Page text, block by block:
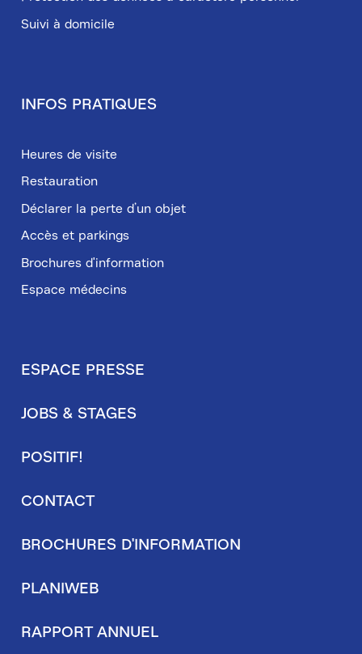
Suivi à domicile
INFOS PRATIQUES
Heures de visite
Restauration
Déclarer la perte d’un objet
Accès et parkings
Brochures d'information
Espace médecins
de
page
ESPACE PRESSE
JOBS & STAGES
POSITIF!
CONTACT
BROCHURES D'INFORMATION
PLANIWEB
RAPPORT ANNUEL